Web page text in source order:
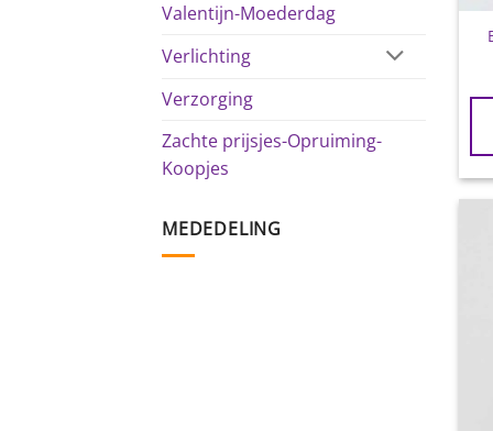
Valentijn-Moederdag
Verlichting
Verzorging
Zachte prijsjes-Opruiming-
Koopjes
MEDEDELING